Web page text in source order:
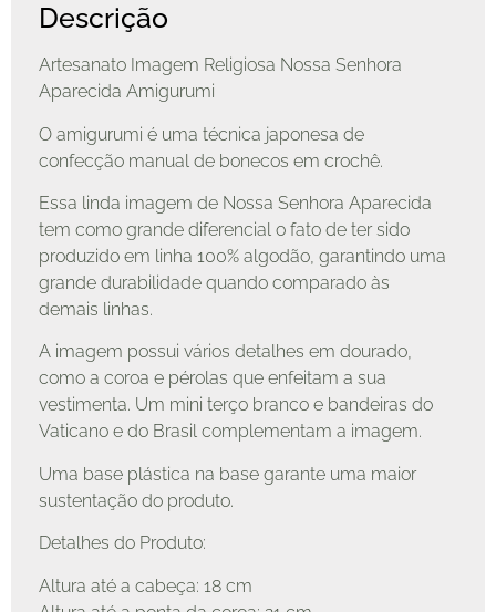
Descrição
Artesanato Imagem Religiosa Nossa Senhora
Aparecida Amigurumi
O amigurumi é uma técnica japonesa de
confecção manual de bonecos em crochê.
Essa linda imagem de Nossa Senhora Aparecida
tem como grande diferencial o fato de ter sido
produzido em linha 100% algodão, garantindo uma
grande durabilidade quando comparado às
demais linhas.
A imagem possui vários detalhes em dourado,
como a coroa e pérolas que enfeitam a sua
vestimenta. Um mini terço branco e bandeiras do
Vaticano e do Brasil complementam a imagem.
Uma base plástica na base garante uma maior
sustentação do produto.
Detalhes do Produto:
Altura até a cabeça: 18 cm